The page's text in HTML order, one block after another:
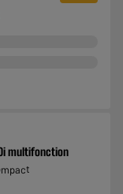
multifonction